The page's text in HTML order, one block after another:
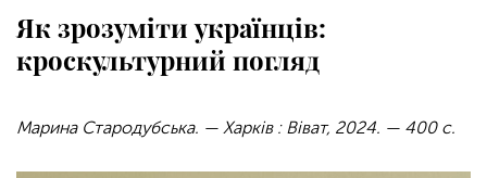
Як зрозуміти українців:
кроскультурний погляд
Марина Стародубська. — Харків : Віват, 2024. — 400 с.